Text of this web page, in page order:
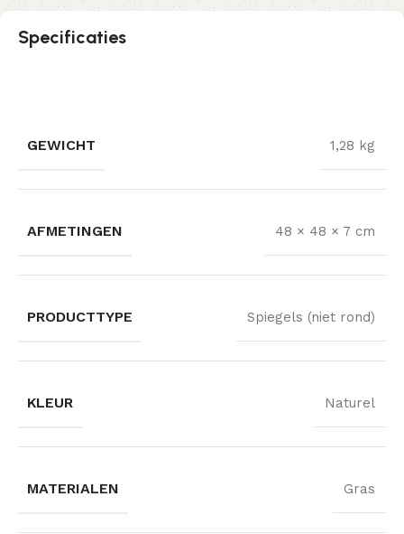
Specificaties
GEWICHT 1,28 kg
AFMETINGEN 48 × 48 × 7 cm
PRODUCTTYPE Spiegels (niet rond)
KLEUR Naturel
MATERIALEN Gras